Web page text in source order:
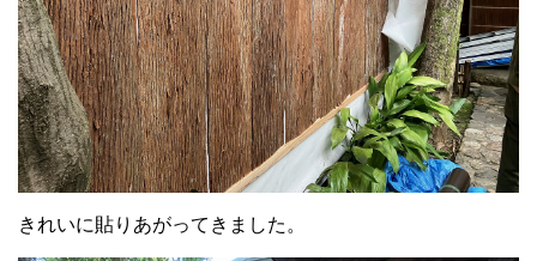
きれいに貼りあがってきました。